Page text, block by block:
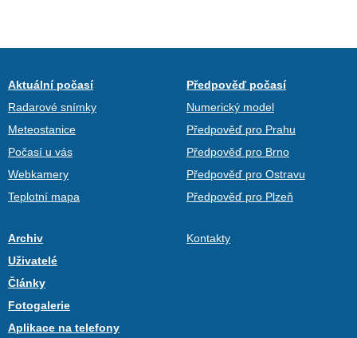
Aktuální počasí
Radarové snímky
Meteostanice
Počasí u vás
Webkamery
Teplotní mapa
Předpověď počasí
Numerický model
Předpověď pro Prahu
Předpověď pro Brno
Předpověď pro Ostravu
Předpověď pro Plzeň
Archiv
Uživatelé
Články
Fotogalerie
Aplikace na telefony
Kontakty